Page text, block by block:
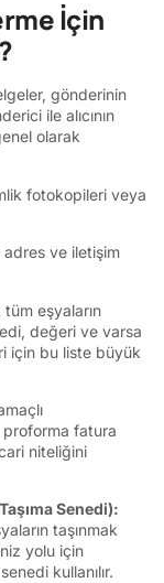
İçin
gönderinin
ile alıcının
olarak
fotokopileri veya
adres ve iletişim
eşyaların
değeri ve varsa
için bu liste büyük
proforma fatura
niteliğini
Senedi):
taşınmak
yolu için
kullanılır.